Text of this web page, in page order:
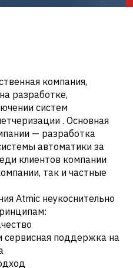
компания,
разработке,
систем
. Основная
— разработка
автоматики за
клиентов компании
так и частные
Atmic неукоснительно
сервисная поддержка на